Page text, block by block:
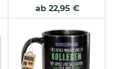
eine verdammte
ab 22,95 €